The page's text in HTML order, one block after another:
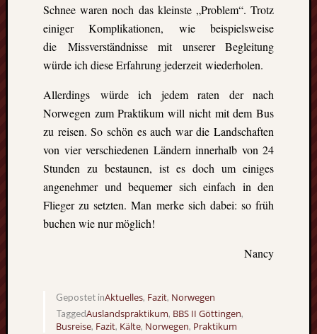
Schnee waren noch das kleinste „Problem“. Trotz
einiger Komplikationen, wie beispielsweise
die Missverständnisse mit unserer Begleitung
würde ich diese Erfahrung jederzeit wiederholen.
Allerdings würde ich jedem raten der nach
Norwegen zum Praktikum will nicht mit dem Bus
zu reisen. So schön es auch war die Landschaften
von vier verschiedenen Ländern innerhalb von 24
Stunden zu bestaunen, ist es doch um einiges
angenehmer und bequemer sich einfach in den
Flieger zu setzten. Man merke sich dabei: so früh
buchen wie nur möglich!
Nancy
Gepostet inAktuelles, Fazit, Norwegen
TaggedAuslandspraktikum, BBS II Göttingen,
Busreise, Fazit, Kälte, Norwegen, Praktikum